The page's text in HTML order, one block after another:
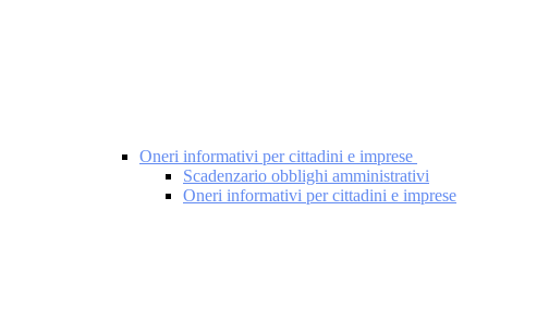
Oneri informativi per cittadini e imprese
Scadenzario obblighi amministrativi
Oneri informativi per cittadini e imprese